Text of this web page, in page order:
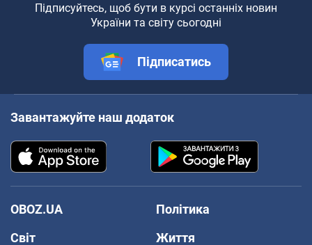
Підписуйтесь, щоб бути в курсі останніх новин
України та світу сьогодні
Підписатись
Завантажуйте наш додаток
OBOZ.UA
Політика
Світ
Життя